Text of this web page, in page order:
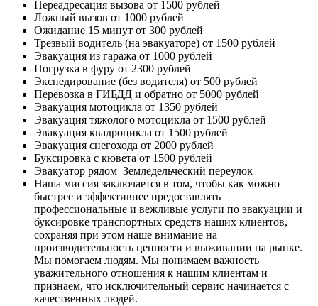
Переадресация вызова от 1500 рублей
Ложный вызов от 1000 рублей
Ожидание 15 минут от 300 рублей
Трезвый водитель (на эвакуаторе) от 1500 рублей
Эвакуация из гаража от 1000 рублей
Погрузка в фуру от 2300 рублей
Экспедирование (без водителя) от 500 рублей
Перевозка в ГИБДД и обратно от 5000 рублей
Эвакуация мотоцикла от 1350 рублей
Эвакуация тяжолого мотоцикла от 1500 рублей
Эвакуация квадроцикла от 1500 рублей
Эвакуация снегохода от 2000 рублей
Буксировка с кювета от 1500 рублей
Эвакуатор рядом Земледельческий переулок
Наша миссия заключается в том, чтобы как можно
быстрее и эффективнее предоставлять
профессиональные и вежливые услуги по эвакуации и
буксировке транспортных средств наших клиентов,
сохраняя при этом наше внимание на
производительность ценности и выживании на рынке.
Мы помогаем людям. Мы понимаем важность
уважительного отношения к нашим клиентам и
признаем, что исключительный сервис начинается с
качественных людей.